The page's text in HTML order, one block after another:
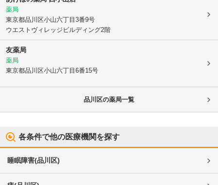
薬局
東京都品川区小山六丁目3番9号
ウエストヴィレッジビルディング2階
友薬局
薬局
東京都品川区小山六丁目6番15号
品川区の薬局一覧
各条件で他の医療機関を探す
睡眠障害(品川区)